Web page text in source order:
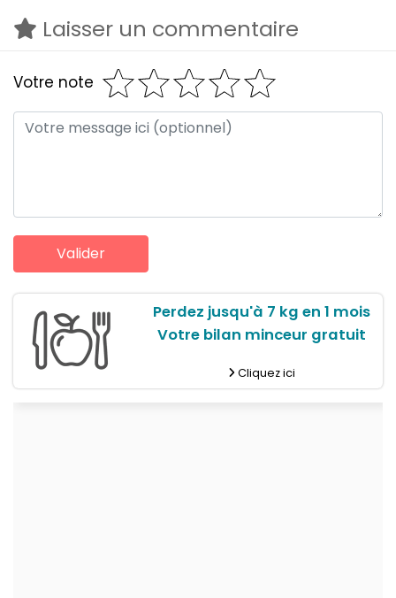
Laisser un commentaire
Votre note
Perdez jusqu'à 7 kg en 1 mois
Votre bilan minceur gratuit
Cliquez ici